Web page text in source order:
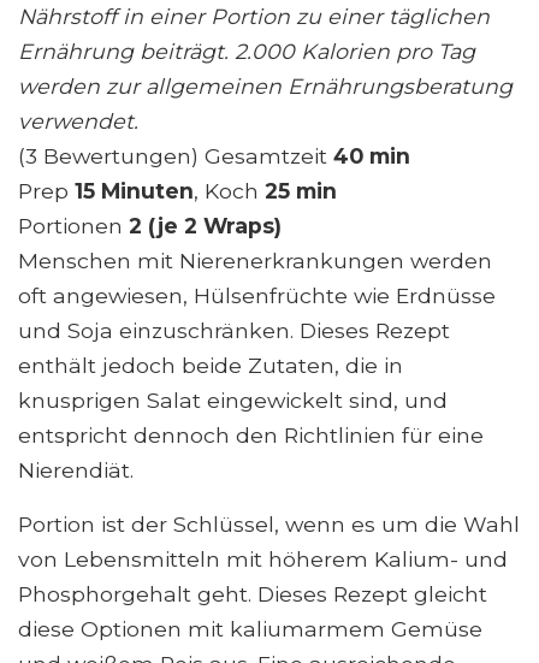
Nährstoff in einer Portion zu einer täglichen
Ernährung beiträgt. 2.000 Kalorien pro Tag
werden zur allgemeinen Ernährungsberatung
verwendet.
(3 Bewertungen) Gesamtzeit 40 min
Prep 15 Minuten, Koch 25 min
Portionen 2 (je 2 Wraps)
Menschen mit Nierenerkrankungen werden
oft angewiesen, Hülsenfrüchte wie Erdnüsse
und Soja einzuschränken. Dieses Rezept
enthält jedoch beide Zutaten, die in
knusprigen Salat eingewickelt sind, und
entspricht dennoch den Richtlinien für eine
Nierendiät.
Portion ist der Schlüssel, wenn es um die Wahl
von Lebensmitteln mit höherem Kalium- und
Phosphorgehalt geht. Dieses Rezept gleicht
diese Optionen mit kaliumarmem Gemüse